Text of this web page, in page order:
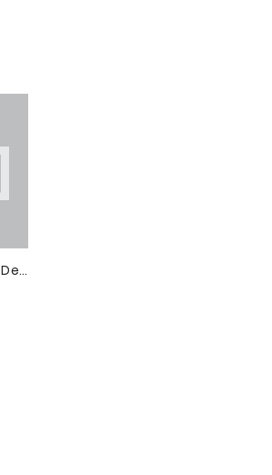
(НЕТ В НАЛИЧИИ) Delica Bd Crystal-silk Satin 100gm Bag (DB635)